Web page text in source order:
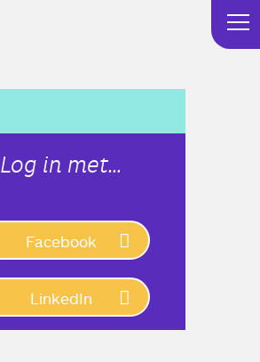
Log in met…
Facebook
LinkedIn